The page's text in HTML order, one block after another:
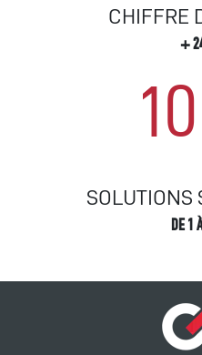
CHIFFRE
+
SOLUTIONS
DE 1